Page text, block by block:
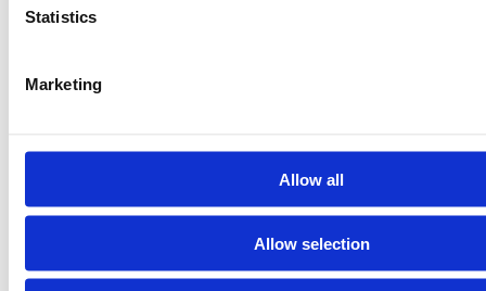
Statistics
Marketing
Allow all
Allow selection
Outil large pour sceller les joints pour surface solide (PS)
material such as granite, marble, corian, plastic or glass |
grinding, sanding and finishing